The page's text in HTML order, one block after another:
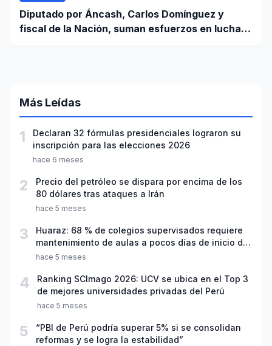
Diputado por Áncash, Carlos Domínguez y
fiscal de la Nación, suman esfuerzos en lucha
Más Leídas
1
Declaran 32 fórmulas presidenciales lograron su
inscripción para las elecciones 2026
hace 6 meses
2
Precio del petróleo se dispara por encima de los
80 dólares tras ataques a Irán
hace 5 meses
3
Huaraz: 68 % de colegios supervisados requiere
mantenimiento de aulas a pocos días de inicio del
año escolar 2026
hace 5 meses
4
Ranking SCImago 2026: UCV se ubica en el Top 3
de mejores universidades privadas del Perú
hace 5 meses
5
“PBI de Perú podría superar 5% si se consolidan
reformas y se logra la estabilidad”